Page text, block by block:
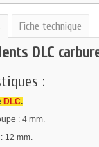
Fiche technique
DLC
:
DLC.
: 4 mm.
12 mm.